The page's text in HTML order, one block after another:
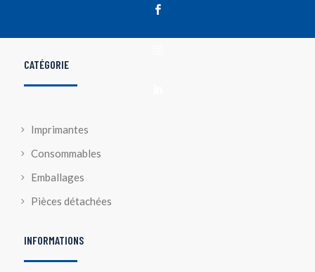

CATÉGORIE
Imprimantes
Consommables
Emballages
Pièces détachées
INFORMATIONS